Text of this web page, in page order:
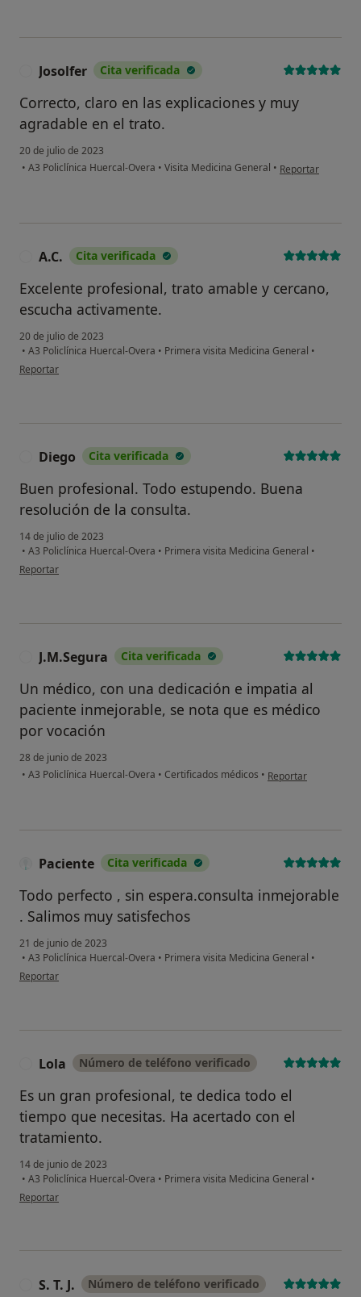
Josolfer Cita verificada
Correcto, claro en las explicaciones y muy
agradable en el trato.
20 de julio de 2023
• A3 Policlínica Huercal-Overa • Visita Medicina General • en opinión del
Reportar
A.C. Cita verificada
Excelente profesional, trato amable y cercano,
escucha activamente.
20 de julio de 2023
• A3 Policlínica Huercal-Overa • Primera visita Medicina General •
en opinión del usuario A.C.
Reportar
Diego Cita verificada
Buen profesional. Todo estupendo. Buena
resolución de la consulta.
14 de julio de 2023
• A3 Policlínica Huercal-Overa • Primera visita Medicina General •
en opinión del usuario Diego
Reportar
J.M.Segura Cita verificada
Un médico, con una dedicación e impatia al
paciente inmejorable, se nota que es médico
por vocación
28 de junio de 2023
• A3 Policlínica Huercal-Overa • Certificados médicos • en opinión del
Reportar
Paciente Cita verificada
Todo perfecto , sin espera.consulta inmejorable
. Salimos muy satisfechos
21 de junio de 2023
• A3 Policlínica Huercal-Overa • Primera visita Medicina General •
en opinión del usuario Paciente
Reportar
Lola Número de teléfono verificado
Es un gran profesional, te dedica todo el
tiempo que necesitas. Ha acertado con el
tratamiento.
14 de junio de 2023
• A3 Policlínica Huercal-Overa • Primera visita Medicina General •
en opinión del usuario Lola
Reportar
S. T. J. Número de teléfono verificado
¿Alguna vez has usado una app
sobre un tema emocional o
psicológico?
Sí, una vez
No, pero lo consideraría
No, y no confío en ello